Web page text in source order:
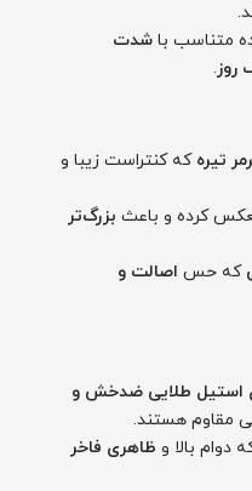
متناسب با شدت
روز.
تیره که کنتراست زیبا و
کرده و باعث بزرگ‌تر
که حس اصالت و
استیل طلایی ضد‌خش و
مقاوم هستند.
دوام بالا و ظاهری فاخر